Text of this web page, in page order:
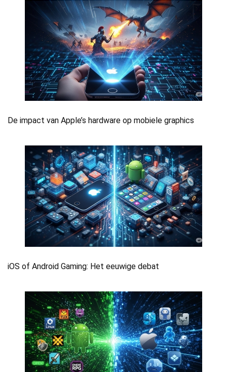
De impact van Apple’s hardware op mobiele graphics
iOS of Android Gaming: Het eeuwige debat